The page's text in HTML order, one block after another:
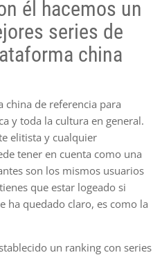
él hacemos un
series de
china
china de referencia para
y toda la cultura en general.
elitista y cualquier
tener en cuenta como una
son los mismos usuarios
que estar logeado si
ha quedado claro, es como la
un ranking con series